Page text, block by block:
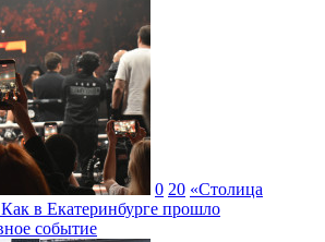
0 20 «Столица
в Екатеринбурге прошло
событие